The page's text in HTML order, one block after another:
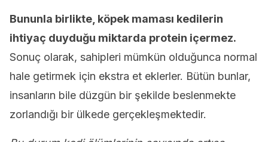
Bununla birlikte, köpek maması kedilerin
ihtiyaç duyduğu miktarda protein içermez.
Sonuç olarak, sahipleri mümkün olduğunca normal
hale getirmek için ekstra et eklerler. Bütün bunlar,
insanların bile düzgün bir şekilde beslenmekte
zorlandığı bir ülkede gerçekleşmektedir.